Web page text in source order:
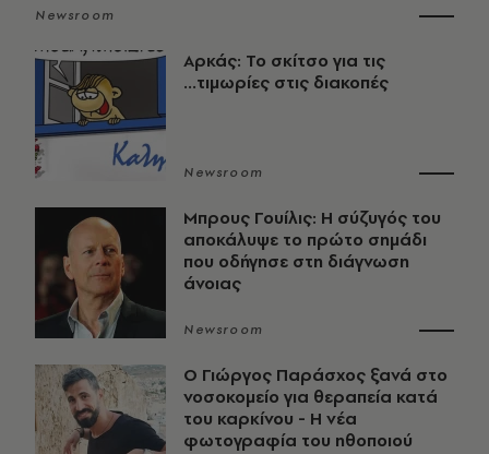
Newsroom
Αρκάς: Το σκίτσο για τις
...τιμωρίες στις διακοπές
Newsroom
Μπρους Γουίλις: Η σύζυγός του
αποκάλυψε το πρώτο σημάδι
που οδήγησε στη διάγνωση
άνοιας
Newsroom
O Γιώργος Παράσχος ξανά στο
νοσοκομείο για θεραπεία κατά
του καρκίνου - Η νέα
φωτογραφία του ηθοποιού